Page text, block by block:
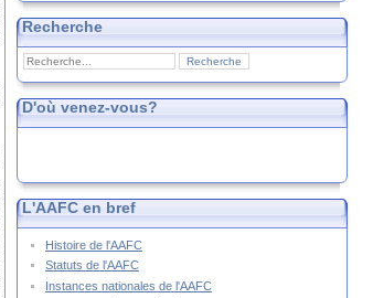
Recherche
D'où venez-vous?
L'AAFC en bref
Histoire de l'AAFC
Statuts de l'AAFC
Instances nationales de l'AAFC